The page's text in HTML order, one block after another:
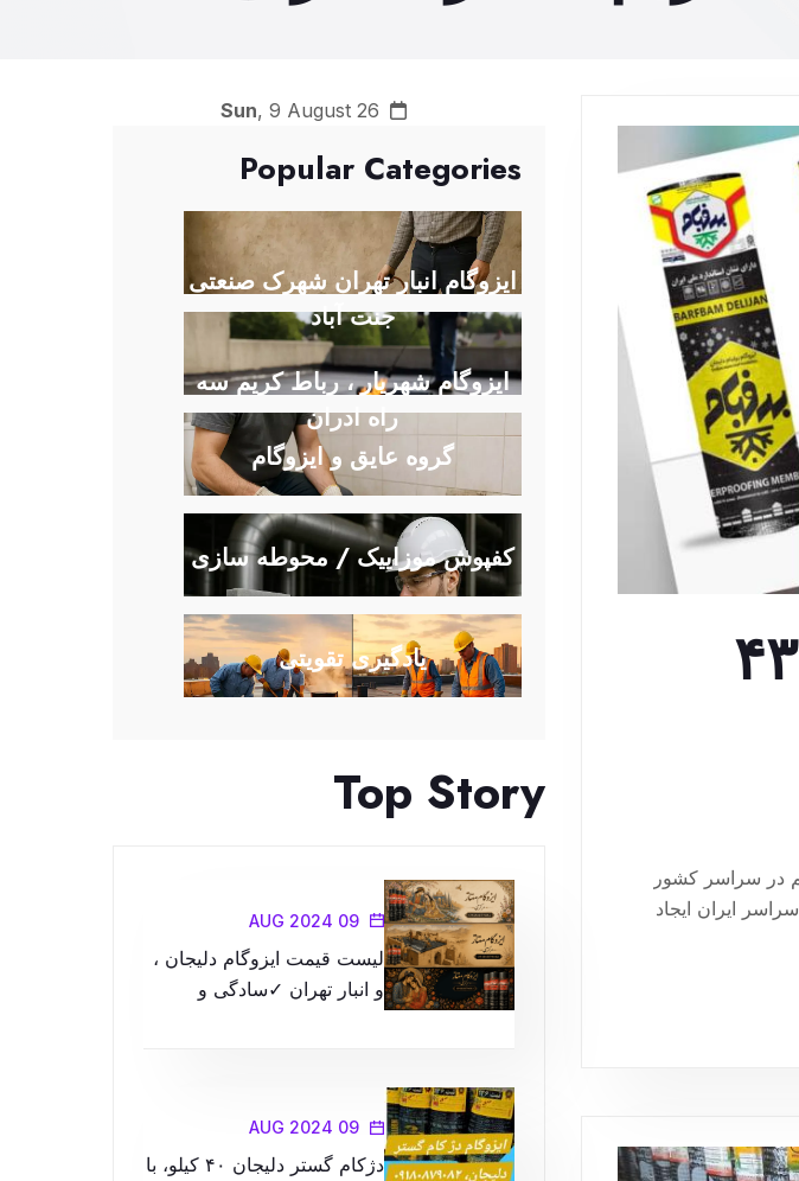
برف بام دلیجان، ایزوگام ۴۳
در سراسر کشور
ایران ایجاد
Sun, 9 August 26
Popular Categories
ایزوگام انبار تهران شهرک صنعتی
جنت آباد
ایزوگام شهریار ، رباط کریم سه
راه ادران
گروه عایق و ایزوگام
کفپوش موزاییک / محوطه سازی
یادگیری تقویتی
Top Story
09 AUG 2024
لیست قیمت ایزوگام دلیجان ،
و انبار تهران ✓سادگی و
09 AUG 2024
دژکام گستر دلیجان ۴۰ کیلو، با